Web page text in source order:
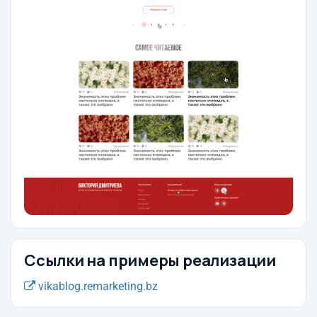
Ссылки на примеры реализации
vikablog.remarketing.bz